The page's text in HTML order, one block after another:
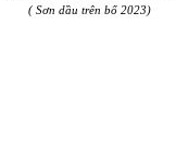
( Sơn dầu trên bố 2023)